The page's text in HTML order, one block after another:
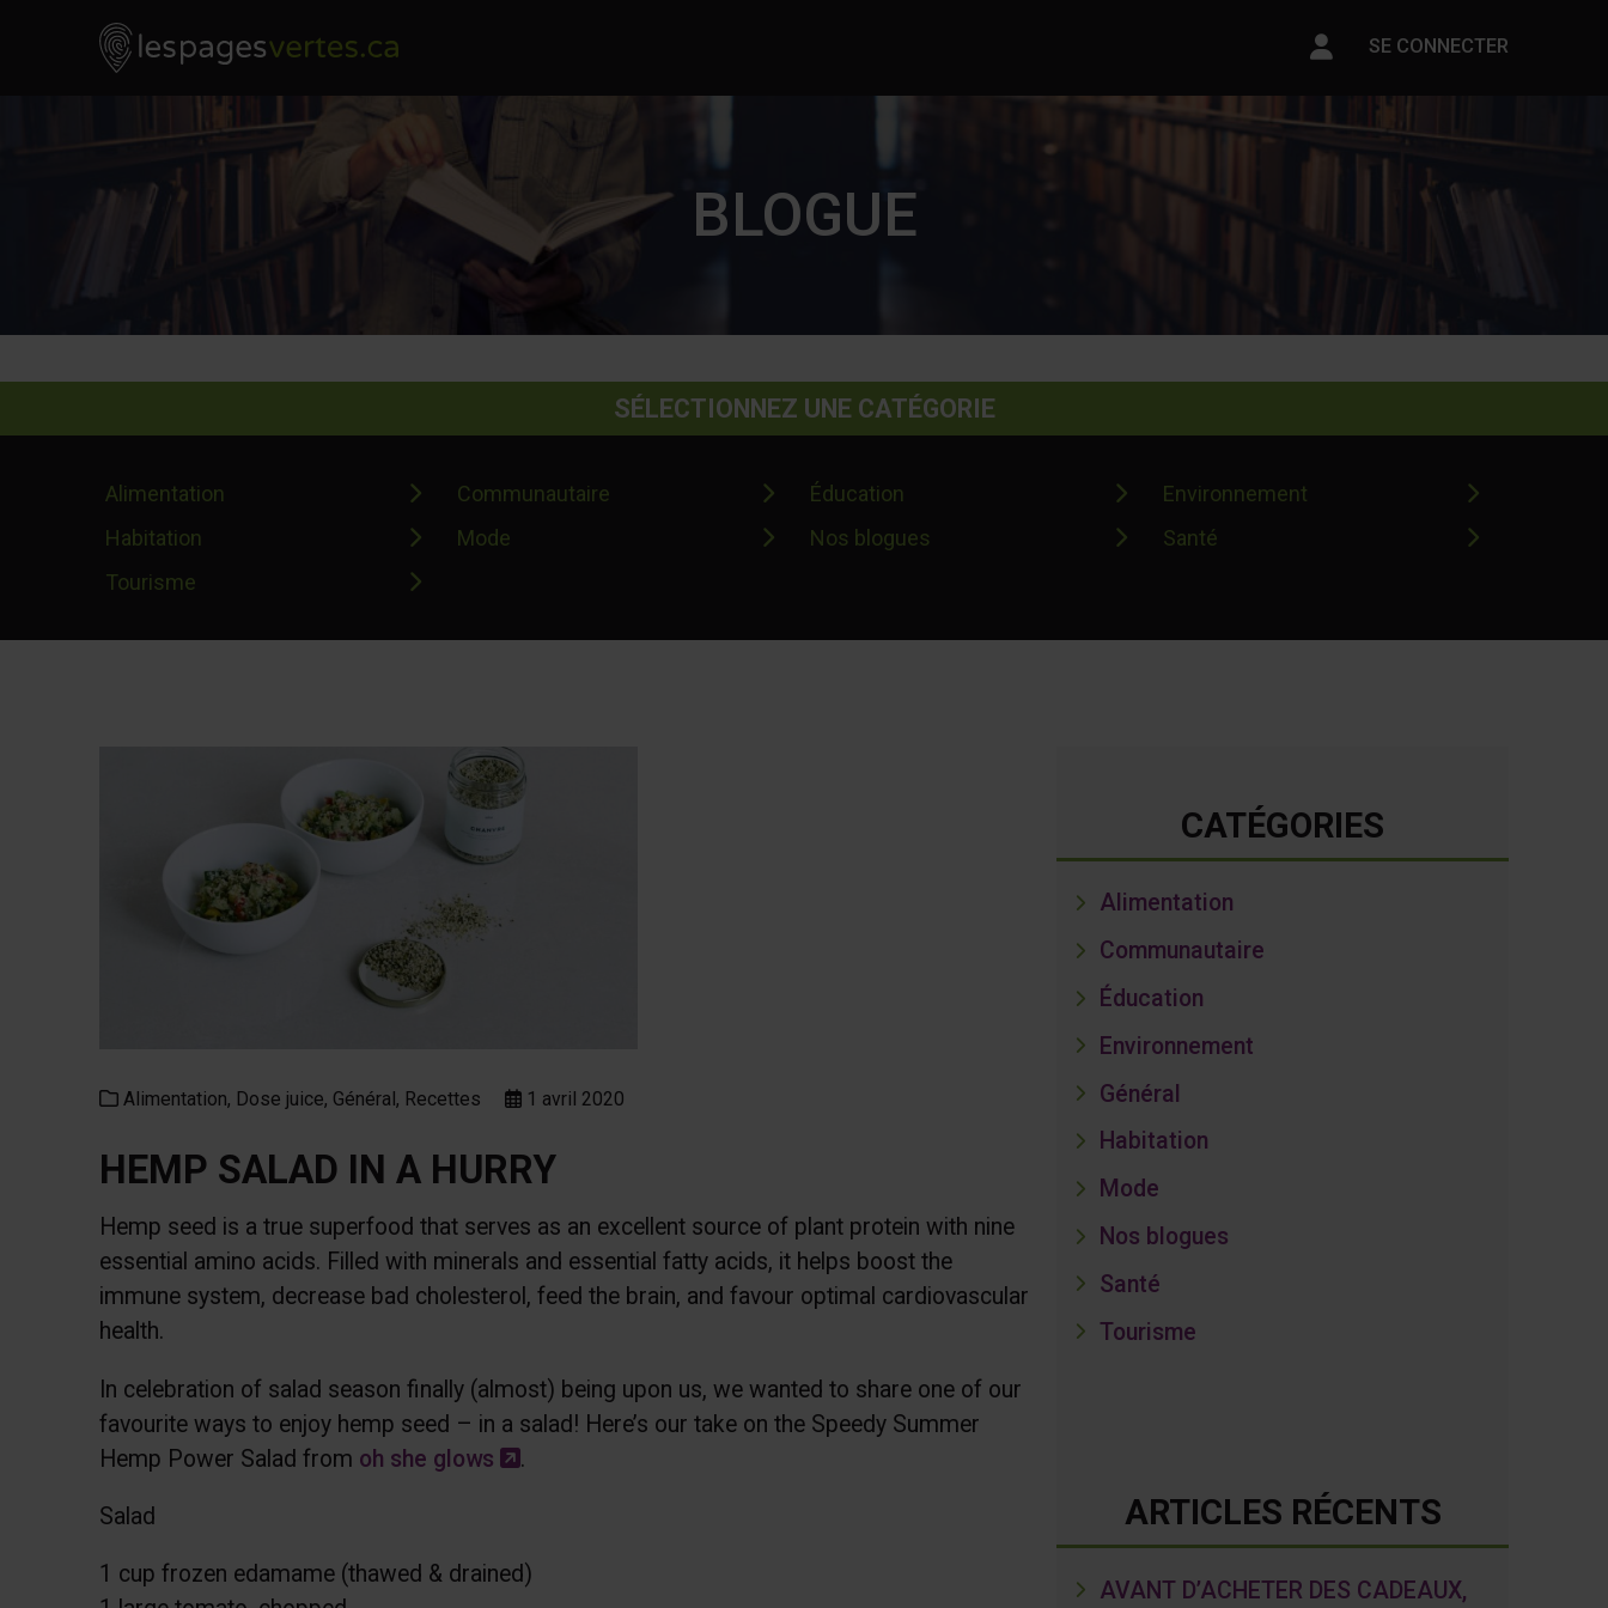
Skip to contentLes Pages Vertes - Go to homepage
Paramètres du compte
SE CONNECTER
BLOGUE
SÉLECTIONNEZ UNE CATÉGORIE
Alimentation Communautaire Éducation
Environnement
Habitation
Mode Nos blogues
Santé
Tourisme
Alimentation, Dose juice, Général, Recettes 1 avril 2020
HEMP SALAD IN A HURRY
Hemp seed is a true superfood that serves as an excellent source of plant protein with nine
essential amino acids. Filled with minerals and essential fatty acids, it helps boost the
immune system, decrease bad cholesterol, feed the brain, and favour optimal cardiovascular
health.
In celebration of salad season finally (almost) being upon us, we wanted to share one of our
favourite ways to enjoy hemp seed – in a salad! Here’s our take on the Speedy Summer
Hemp Power Salad from oh she glows Ce lien s'ouvrira dans une nouvelle fenêtre"
.
Salad
1 cup frozen edamame (thawed & drained)
CATÉGORIES
Alimentation
Communautaire
Éducation
Environnement
Général
Habitation
Mode
Nos blogues
Santé
Tourisme
ARTICLES RÉCENTS
AVANT D’ACHETER DES CADEAUX,